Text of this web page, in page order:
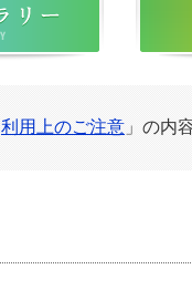
利用上のご注意 」の内